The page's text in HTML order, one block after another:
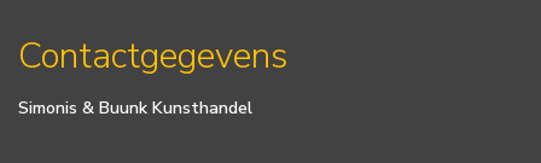
Contactgegevens
Simonis & Buunk Kunsthandel